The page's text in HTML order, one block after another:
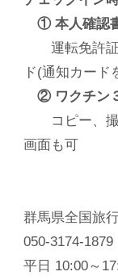
① 本人確認
運転免許証
ド(通知カー
② ワクチン
コピー、撮
画面も可
群馬県全国旅
050-3174-1879
平日 10:00～